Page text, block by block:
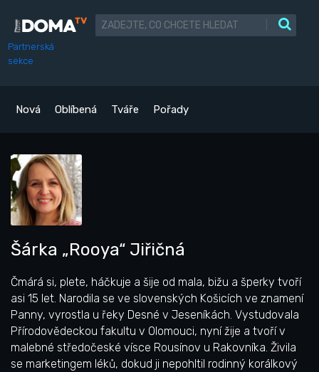
Partnerská
sekce
Nová Oblíbená Tváře Pořady
Šárka „Rooya“ Jiřičná
Čmárá si, plete, háčkuje a šije od mala, bižu a šperky tvoří
asi 15 let. Narodila se ve slovenských Košicích ve znamení
Panny, vyrostla u řeky Desné v Jeseníkách. Vystudovala
Přírodovědeckou fakultu v Olomouci, nyní žije a tvoří v
malebné středočeské vísce Rousínov u Rakovníka. Živila
se marketingem léků, dokud ji nepohltil rodinný korálkový